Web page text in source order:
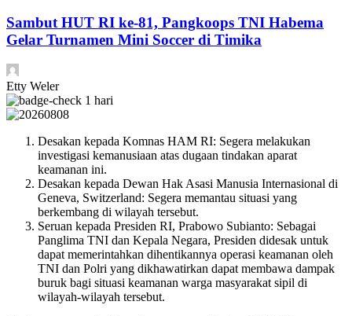
Sambut HUT RI ke-81, Pangkoops TNI Habema
Gelar Turnamen Mini Soccer di Timika
Etty Weler
1 hari
​Desakan kepada Komnas HAM RI: Segera melakukan
investigasi kemanusiaan atas dugaan tindakan aparat
keamanan ini.
​Desakan kepada Dewan Hak Asasi Manusia Internasional di
Geneva, Switzerland: Segera memantau situasi yang
berkembang di wilayah tersebut.
​Seruan kepada Presiden RI, Prabowo Subianto: Sebagai
Panglima TNI dan Kepala Negara, Presiden didesak untuk
dapat memerintahkan dihentikannya operasi keamanan oleh
TNI dan Polri yang dikhawatirkan dapat membawa dampak
buruk bagi situasi keamanan warga masyarakat sipil di
wilayah-wilayah tersebut.